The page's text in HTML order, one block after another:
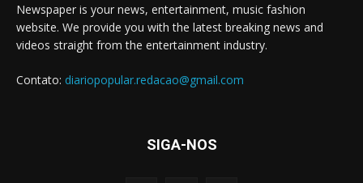
Newspaper is your news, entertainment, music fashion
website. We provide you with the latest breaking news and
videos straight from the entertainment industry.
Contato: diariopopular.redacao@gmail.com
SIGA-NOS